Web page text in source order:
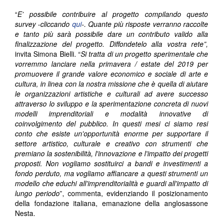
“E’ possibile contribuire al progetto compilando questo
survey -cliccando qui-. Quante più risposte verranno raccolte
e tanto più sarà possibile dare un contributo valido alla
finalizzazione del progetto. Diffondetelo alla vostra rete”,
invita Simona Bielli. “Si tratta di un progetto sperimentale che
vorremmo lanciare nella primavera / estate del 2019 per
promuovere il grande valore economico e sociale di arte e
cultura, in linea con la nostra missione che è quella di aiutare
le organizzazioni artistiche e culturali ad avere successo
attraverso lo sviluppo e la sperimentazione concreta di nuovi
modelli imprenditoriali e modalità innovative di
coinvolgimento del pubblico. In questi mesi ci siamo resi
conto che esiste un'opportunità enorme per supportare il
settore artistico, culturale e creativo con strumenti che
premiano la sostenibilità, l'innovazione e l'impatto dei progetti
proposti. Non vogliamo sostituirci a bandi e investimenti a
fondo perduto, ma vogliamo affiancare a questi strumenti un
modello che educhi all'imprenditorialità e guardi all'impatto di
lungo periodo”, commenta, evidenziando il posizionamento
della fondazione italiana, emanazione della anglosassone
Nesta.